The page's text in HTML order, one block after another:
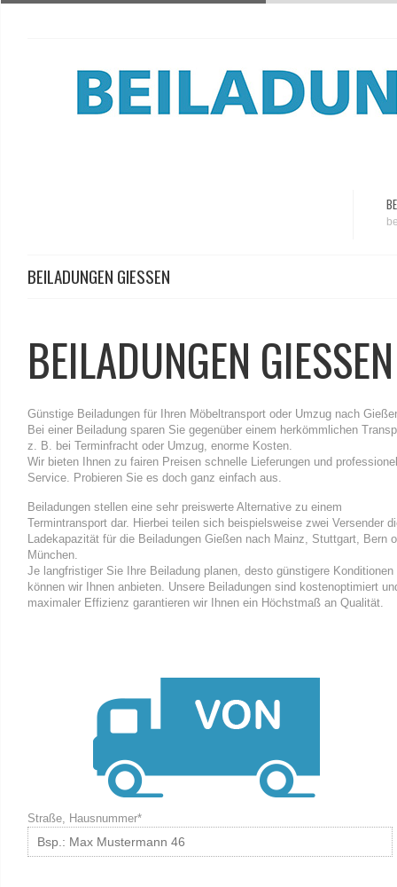
BEILADUNGEN GIESSEN
BEILADUNGEN GIESSEN
Günstige Beiladungen für Ihren Möbeltransport oder Umzug nach
Bei einer Beiladung sparen Sie gegenüber einem herkömmlichen
z. B. bei Terminfracht oder Umzug, enorme Kosten.
Wir bieten Ihnen zu fairen Preisen schnelle Lieferungen und
Service. Probieren Sie es doch ganz einfach aus.
Beiladungen stellen eine sehr preiswerte Alternative zu einem
Termintransport dar. Hierbei teilen sich beispielsweise zwei Versender
Ladekapazität für die Beiladungen Gießen nach Mainz, Stuttgart, Bern
München.
Je langfristiger Sie Ihre Beiladung planen, desto günstigere Konditionen
können wir Ihnen anbieten. Unsere Beiladungen sind kostenoptimiert
maximaler Effizienz garantieren wir Ihnen ein Höchstmaß an Qualität.
Straße, Hausnummer*